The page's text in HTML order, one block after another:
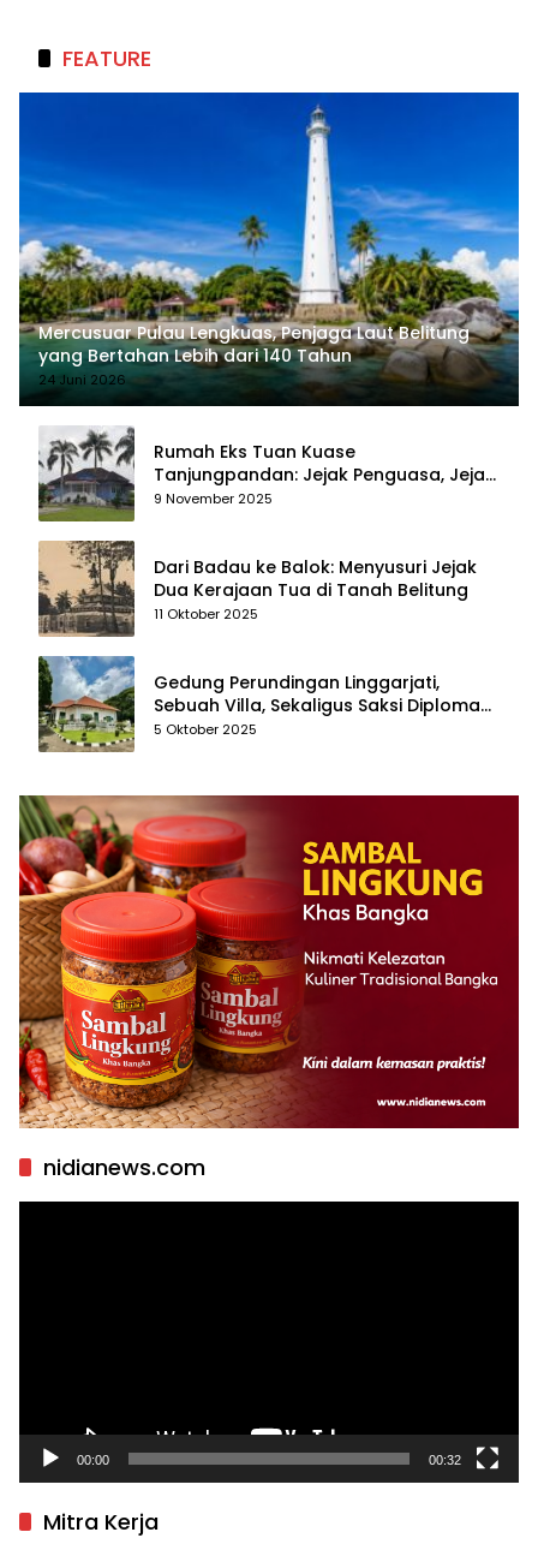
FEATURE
Mercusuar Pulau Lengkuas, Penjaga Laut Belitung
yang Bertahan Lebih dari 140 Tahun
24 Juni 2026
Rumah Eks Tuan Kuase
Tanjungpandan: Jejak Penguasa, Jejak
Kenangan
9 November 2025
Dari Badau ke Balok: Menyusuri Jejak
Dua Kerajaan Tua di Tanah Belitung
11 Oktober 2025
Gedung Perundingan Linggarjati,
Sebuah Villa, Sekaligus Saksi Diplomasi
yang Mengubah Arah Bangsa
5 Oktober 2025
nidianews.com
00:00 00:32
Mitra Kerja